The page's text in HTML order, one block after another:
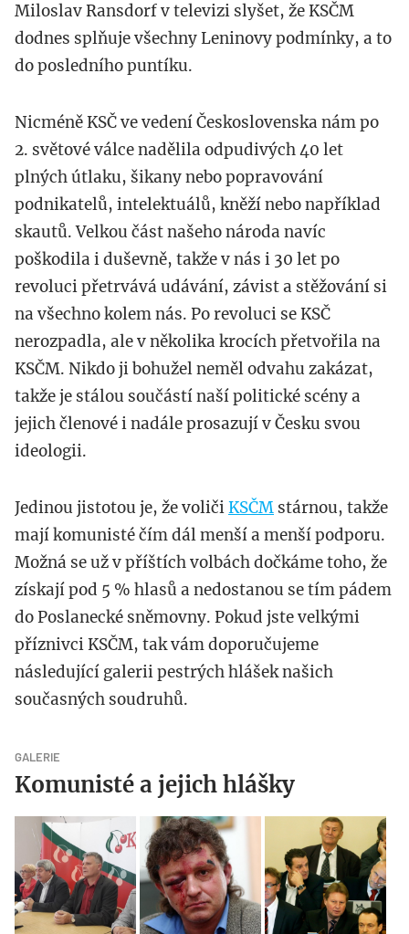
Miloslav Ransdorf v televizi slyšet, že KSČM
dodnes splňuje všechny Leninovy podmínky, a to
do posledního puntíku.
Nicméně KSČ ve vedení Československa nám po
2. světové válce nadělila odpudivých 40 let
plných útlaku, šikany nebo popravování
podnikatelů, intelektuálů, kněží nebo například
skautů. Velkou část našeho národa navíc
poškodila i duševně, takže v nás i 30 let po
revoluci přetrvává udávání, závist a stěžování si
na všechno kolem nás. Po revoluci se KSČ
nerozpadla, ale v několika krocích přetvořila na
KSČM. Nikdo ji bohužel neměl odvahu zakázat,
takže je stálou součástí naší politické scény a
jejich členové i nadále prosazují v Česku svou
ideologii.
Jedinou jistotou je, že voličiKSČM stárnou, takže
mají komunisté čím dál menší a menší podporu.
Možná se už v příštích volbách dočkáme toho, že
získají pod 5 % hlasů a nedostanou se tím pádem
do Poslanecké sněmovny. Pokud jste velkými
příznivci KSČM, tak vám doporučujeme
následující galerii pestrých hlášek našich
současných soudruhů.
GALERIE
Komunisté a jejich hlášky